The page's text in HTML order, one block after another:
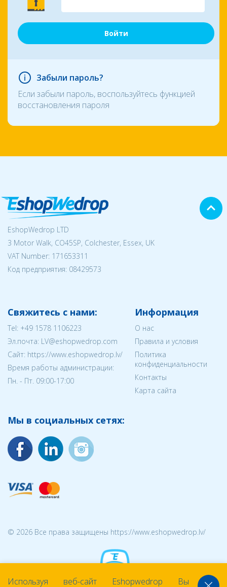
Забыли пароль?
Если забыли пароль, воспользуйтесь функцией
восстановления пароля
EshopWedrop LTD
3 Motor Walk, CO45SP, Colchester, Essex, UK
VAT Number: 171653311
Код предприятия: 08429573
Свяжитесь с нами:
Tel: +49 1578 1106223
Эл.почта: LV@eshopwedrop.com
Cайт: https://www.eshopwedrop.lv/
Время работы администрации:
Пн. - Пт. 09:00-17:00
Информация
О нас
Правила и условия
Политика
конфиденциальности
Контакты
Карта сайта
Мы в социальных сетях:
© 2026 Все права защищены https://www.eshopwedrop.lv/
Используя веб-сайт Eshopwedrop Вы